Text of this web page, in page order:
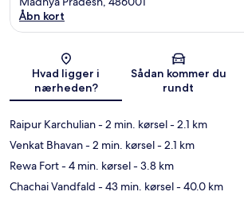
Åbn kort
Hvad ligger i
nærheden?
Sådan kommer du
rundt
Raipur Karchulian- 2 min. kørsel- 2.1 km
Venkat Bhavan- 2 min. kørsel- 2.1 km
Rewa Fort- 4 min. kørsel- 3.8 km
Chachai Vandfald - 43 min. kørsel- 40.0 km